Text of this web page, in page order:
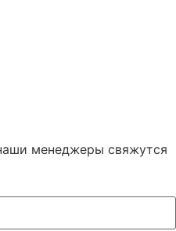
менеджеры свяжутся